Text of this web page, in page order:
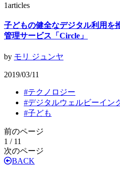
1articles
子どもの健全なデジタル利用を
管理サービス「Circle」
by モリ ジュンヤ
2019/03/11
#テクノロジー
#デジタルウェルビーイン
#子ども
前のページ
1 / 11
次のページ
BACK